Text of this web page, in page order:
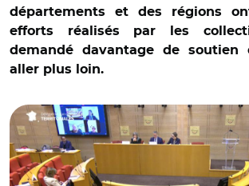
départements et des régions
efforts réalisés par les
demandé davantage de soutien
aller plus loin.
© Capture vidéo Sénat/ Jérémie Boroy,